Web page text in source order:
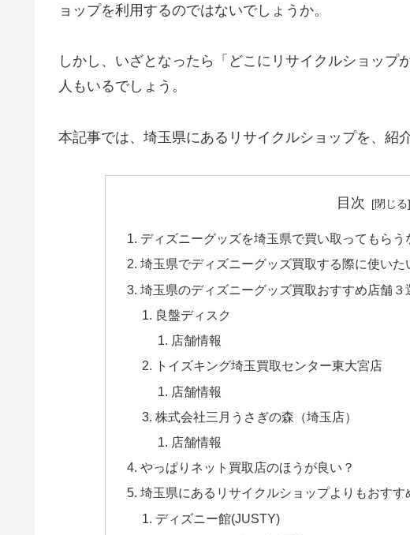
ョップを利用するのではないでしょうか。
しかし、いざとなったら「どこにリサイクルショップ
人もいるでしょう。
本記事では、埼玉県にあるリサイクルショップを、紹
目次
ディズニーグッズを埼玉県で買い取ってもら
埼玉県でディズニーグッズ買取する際に使いた
埼玉県のディズニーグッズ買取おすすめ店舗３
良盤ディスク
店舗情報
トイズキング埼玉買取センター東大宮店
店舗情報
株式会社三月うさぎの森（埼玉店）
店舗情報
やっぱりネット買取店のほうが良い？
埼玉県にあるリサイクルショップよりもおす
ディズニー館(JUSTY)